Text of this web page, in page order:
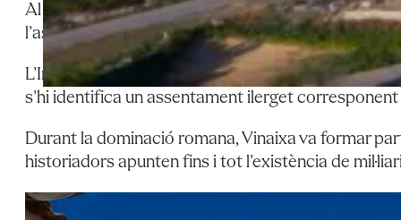
Al llarg de la història, Vinaixa ha estat
l’assentament de diverses civilitzacions que van
L’Inventari de Patrimoni Arqueològic de la
s’hi identifica un assentament ilerget
Durant la dominació romana, Vinaixa va formar
historiadors apunten fins i tot l’existència de